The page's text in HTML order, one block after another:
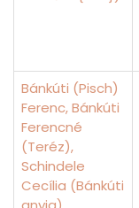
Bánkúti (Pisch)
Ferenc, Bánkúti
Ferencné
(Teréz),
Schindele
Cecília (Bánkúti